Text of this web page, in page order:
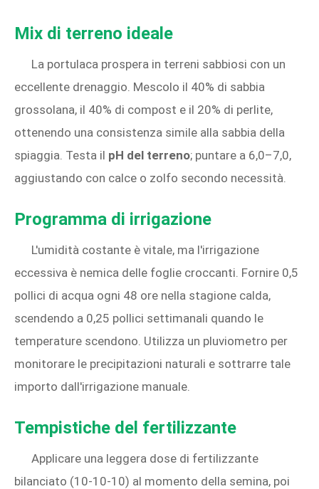
Mix di terreno ideale
La portulaca prospera in terreni sabbiosi con un
eccellente drenaggio. Mescolo il 40% di sabbia
grossolana, il 40% di compost e il 20% di perlite,
ottenendo una consistenza simile alla sabbia della
spiaggia. Testa il pH del terreno; puntare a 6,0–7,0,
aggiustando con calce o zolfo secondo necessità.
Programma di irrigazione
L'umidità costante è vitale, ma l'irrigazione
eccessiva è nemica delle foglie croccanti. Fornire 0,5
pollici di acqua ogni 48 ore nella stagione calda,
scendendo a 0,25 pollici settimanali quando le
temperature scendono. Utilizza un pluviometro per
monitorare le precipitazioni naturali e sottrarre tale
importo dall'irrigazione manuale.
Tempistiche del fertilizzante
Applicare una leggera dose di fertilizzante
bilanciato (10‑10‑10) al momento della semina, poi